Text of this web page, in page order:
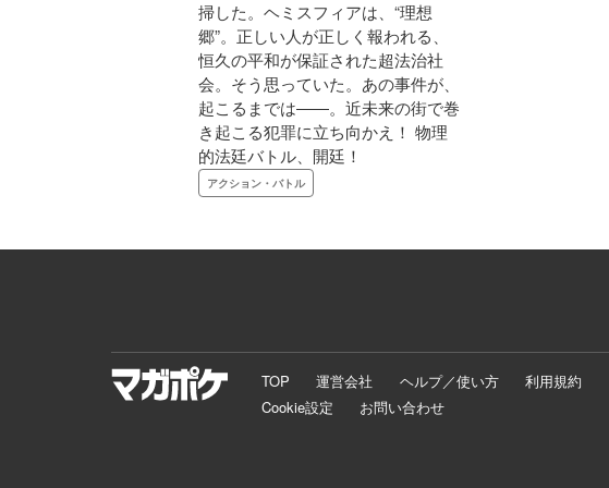
掃した。ヘミスフィアは、“理想
郷”。正しい人が正しく報われる、
恒久の平和が保証された超法治社
会。そう思っていた。あの事件が、
起こるまでは――。近未来の街で巻
き起こる犯罪に立ち向かえ！ 物理
的法廷バトル、開廷！
アクション・バトル
TOP 運営会社 ヘルプ／使い方 利用規約
Cookie設定
お問い合わせ